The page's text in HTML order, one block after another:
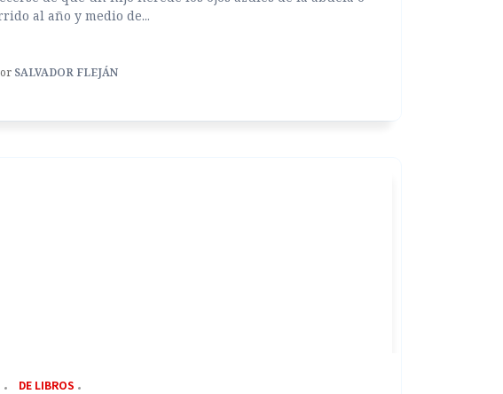
al año y medio de...
SALVADOR FLEJÁN
DE LIBROS